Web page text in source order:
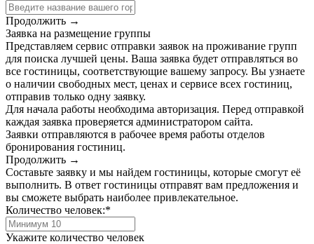
Продолжить →
Заявка на размещение группы
Представляем сервис отправки заявок на проживание групп
для поиска лучшей цены. Ваша заявка будет отправляться во
все гостиницы, соответствующие вашему запросу. Вы узнаете
о наличии свободных мест, ценах и сервисе всех гостиниц,
отправив только одну заявку.
Для начала работы необходима авторизация. Перед отправкой
каждая заявка проверяется администратором сайта.
Заявки отправляются в рабочее время работы отделов
бронирования гостиниц.
Продолжить →
Составьте заявку и мы найдем гостиницы, которые смогут её
выполнить. В ответ гостиницы отправят вам предложения и
вы сможете выбрать наиболее привлекательное.
Количество человек:*
Укажите количество человек